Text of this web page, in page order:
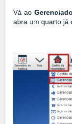
Vá ao
abra um quarto já